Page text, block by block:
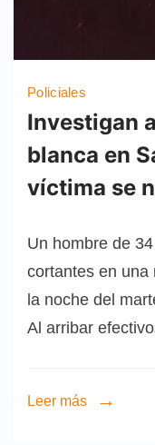
Policiales
Investigan
blanca en
víctima se
Un hombre de
cortantes en una
la noche del
Al arribar
Leer más